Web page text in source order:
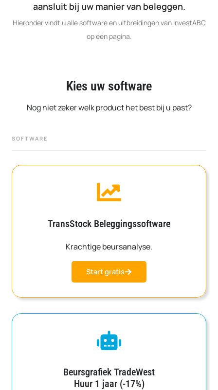
aansluit bij uw manier van beleggen.
Hieronder vindt u alle software en uitbreidingen van InvestABC
op één pagina.
Kies uw software
Nog niet zeker welk product het best bij u past?
SOFTWARE
TransStock Beleggingssoftware
Krachtige beursanalyse.
Start gratis
Beursgrafiek TradeWest
Huur 1 jaar (-17%)